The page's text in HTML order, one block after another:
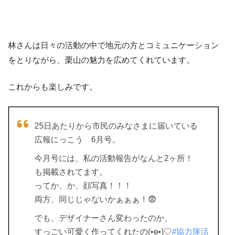
林さんは日々の活動の中で地元の方とコミュニケーション
をとりながら、栗山の魅力を広めてくれています。
これからも楽しみです。
25日あたりから市民のみなさまに届いている
広報にっこう 6月号。
今月号には、私の活動報告がなんと2ヶ所！
も掲載されてます。
ってか、か、顔写真！！！
両方、同じじゃないかぁぁぁ！😨
でも、デザイナーさん変わったのか、
すっごい可愛く作ってくれたの(•ө•)♡#協力隊活